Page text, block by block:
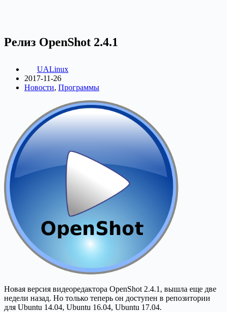
Релиз OpenShot 2.4.1
UALinux
2017-11-26
Новости, Программы
Новая версия видеоредактора OpenShot 2.4.1, вышла еще две
недели назад. Но только теперь он доступен в репозитории
для Ubuntu 14.04, Ubuntu 16.04, Ubuntu 17.04.